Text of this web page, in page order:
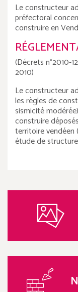
Le constructeur
préfectoral
construire en
(Décrets n°2010-
2010)
Le constructeur
les règles de
sismicité
construire
territoire vendéen
étude de